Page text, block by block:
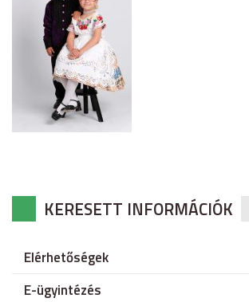
KERESETT INFORMÁCIÓK
Elérhetőségek
E-ügyintézés